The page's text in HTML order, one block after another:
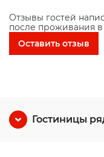
Отзывы гостей
после проживания
Оставить отзыв
Гостиницы